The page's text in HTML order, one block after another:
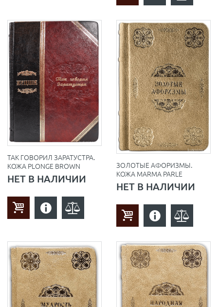
ТАК ГОВОРИЛ ЗАРАТУСТРА.
КОЖА PLONGE BROWN
НЕТ В НАЛИЧИИ
ЗОЛОТЫЕ АФОРИЗМЫ.
КОЖА MARMA PARLE
НЕТ В НАЛИЧИИ